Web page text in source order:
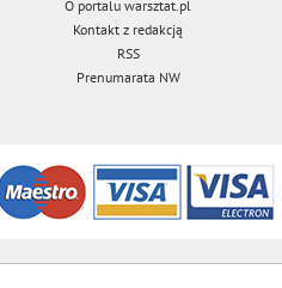
O portalu warsztat.pl
Kontakt z redakcją
RSS
Prenumarata NW